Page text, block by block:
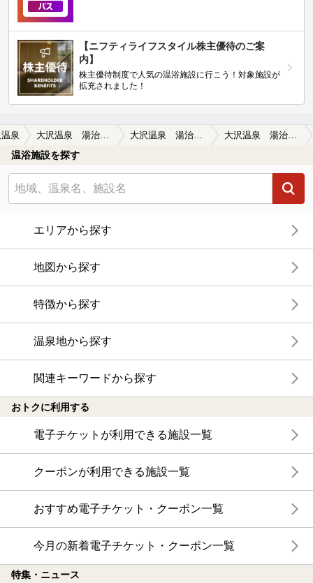
【ニフティライフスタイル株主優待のご案
内】
株主優待制度で人気の温浴施設に行こう！対象施設が
拡充されました！
泉 大沢温泉 湯治屋(とうじや） 大沢温泉 湯治屋(とうじや）の口コミ一覧 大沢温泉 湯治屋(とうじや）の口コミ 近代的設備×湯治風情
温浴施設を探す
エリアから探す
地図から探す
特徴から探す
温泉地から探す
関連キーワードから探す
おトクに利用する
電子チケットが利用できる施設一覧
クーポンが利用できる施設一覧
おすすめ電子チケット・クーポン一覧
今月の新着電子チケット・クーポン一覧
特集・ニュース